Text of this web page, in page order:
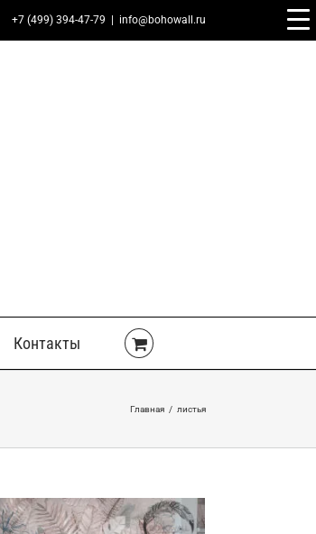
+7 (499) 394-47-79 info@bohowall.ru
Контакты
Главная / листья